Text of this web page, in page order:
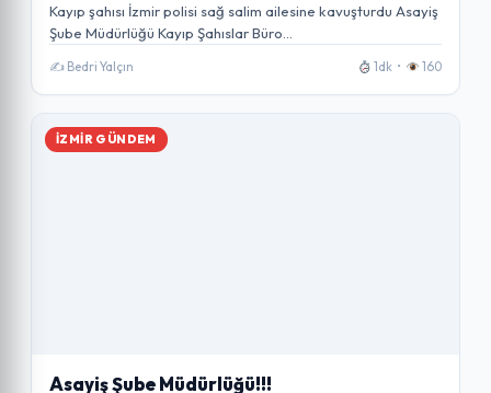
Kayıp şahısı İzmir polisi sağ salim ailesine kavuşturdu Asayiş
Şube Müdürlüğü Kayıp Şahıslar Büro…
✍️ Bedri Yalçın 1dk • 160
İZMIR GÜNDEM
Asayiş Şube Müdürlüğü!!!